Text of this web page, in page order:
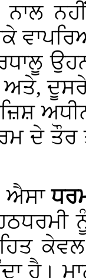
ਨਾਲ
ਅਤੇ,
ਦੇ ਤੌਰ
ਐਸਾ
ਹੈ।